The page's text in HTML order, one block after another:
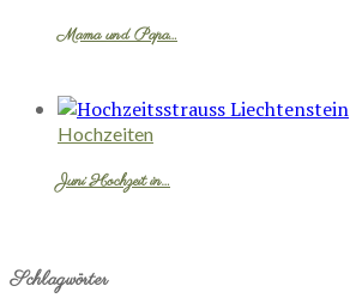
Mama und Papa…
Hochzeiten
Juni Hochzeit in…
Schlagwörter